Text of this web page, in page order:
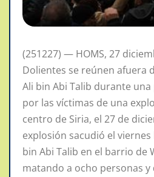
(251227) — HOMS, 27
Dolientes se reúnen afuera
Ali bin Abi Talib durante
por las víctimas de una
centro de Siria, el 27 de
explosión sacudió el
bin Abi Talib en el barrio de
matando a ocho personas